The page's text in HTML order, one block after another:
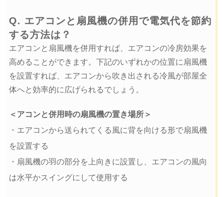
Q. エアコンと扇風機の併用で電気代を節約
する方法は？
エアコンと扇風機を併用すれば、エアコンの冷房効果を
高めることができます。下記のいずれかの位置に扇風機
を設置すれば、エアコンから吹き出される冷風が部屋全
体へと効率的に広げられるでしょう。
＜アコンと併用時の扇風機の置き場所＞
・エアコンから送られてくる風に背を向ける形で扇風機
を設置する
・扇風機の羽の部分を上向きに設置し、エアコンの風向
は水平かスイングにして使用する